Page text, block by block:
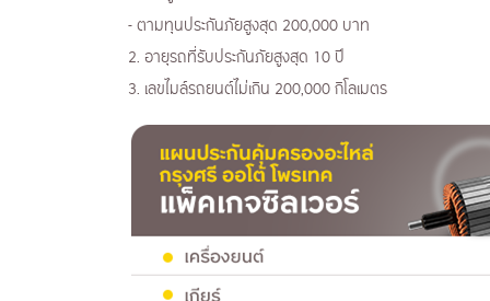
- ตามทุนประกันภัยสูงสุด 200,000 บาท
2. อายุรถที่รับประกันภัยสูงสุด 10 ปี
​3. เลขไมล์รถยนต์ไม่เกิน 200,000 กิโลเมตร